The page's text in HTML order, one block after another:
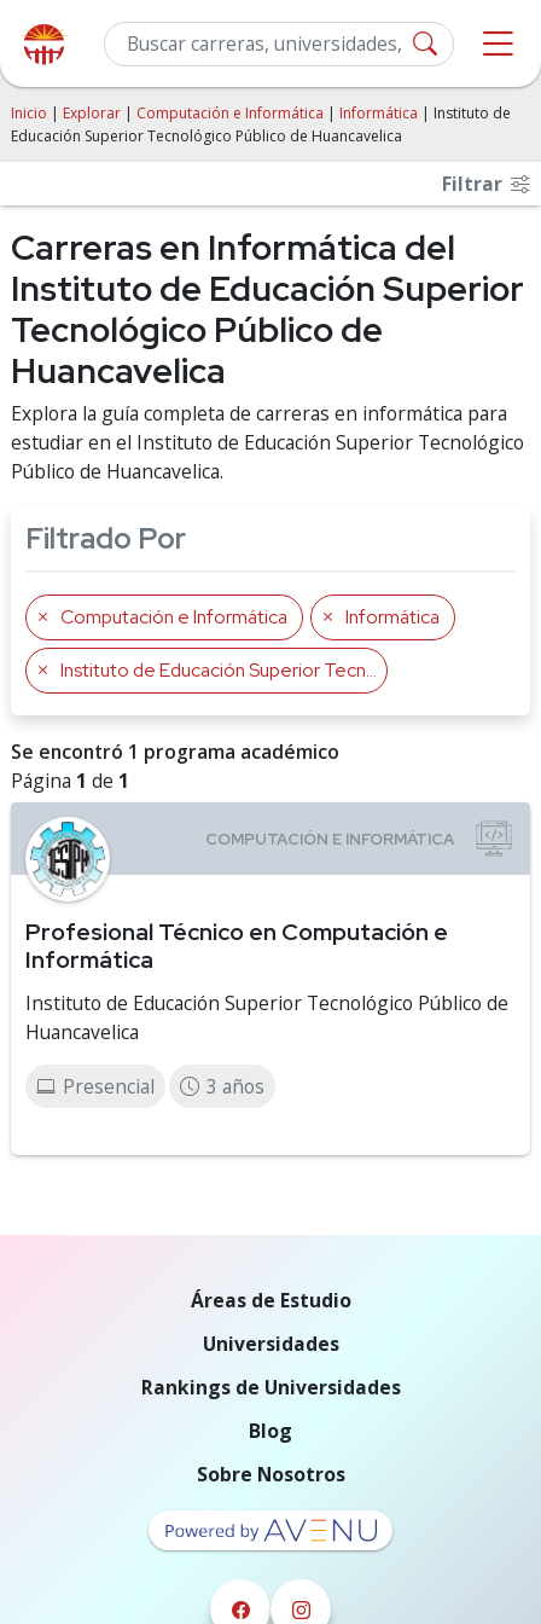
Inicio | Explorar | Computación e Informática | Informática | Instituto de
Educación Superior Tecnológico Público de Huancavelica
Filtrar
Carreras en Informática del
Instituto de Educación Superior
Tecnológico Público de
Huancavelica
Explora la guía completa de carreras en informática para
estudiar en el Instituto de Educación Superior Tecnológico
Público de Huancavelica.
Filtrado Por
Computación e Informática Informática
Instituto de Educación Superior Tecnológico Público de Huancavelica
Se encontró 1 programa académico
Página 1 de 1
Profesional Técnico en Computación e
Informática
Instituto de Educación Superior Tecnológico Público de
Huancavelica
Presencial 3 años
Áreas de Estudio
Universidades
Rankings de Universidades
Blog
Sobre Nosotros